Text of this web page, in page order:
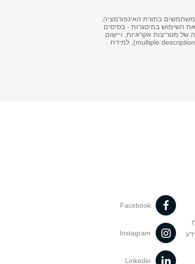
משתמשים בתורת האינפורמציה,
את השימוש במיסגרות - בסיסים
של מטריצות אקראיות, ויישום
למיגוון בעיות: חישוב מבוזר (distributed computation), ריבוב משתמשים לא אורתוגונלי (NOMA), קידוד מקור עם ריבוי תיאורים (multiple descriptions), למידת
Facebook
Instagram
Linkedin